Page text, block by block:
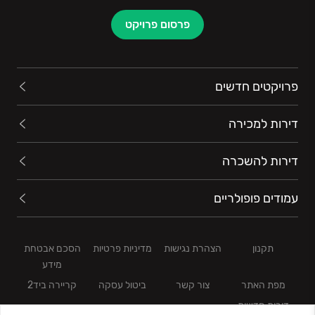
פרסום פרויקט
פרויקטים חדשים
דירות למכירה
דירות להשכרה
עמודים פופולריים
תקנון הצהרת נגישות מדיניות פרטיות
הסכם אבטחת
מידע
מפת האתר
צור קשר ביטול עסקה
קריירה ביד2
דירות חדשות